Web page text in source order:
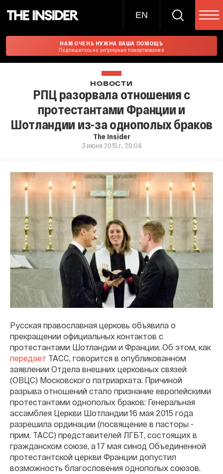
EN
НАМ ОЧЕНЬ НУЖНА ВАША ПОМОЩЬ
Подпишитесь на регулярные пожертвования
НОВОСТИ
РПЦ разорвала отношения с
протестантами Франции и
Шотландии из-за однополых браков
The Insider
3 июня 2015 г., 20:04
Русская православная церковь объявила о
прекращении официальных контактов с
протестантами Шотландии и Франции. Об этом, как
передает ТАСС, говорится в опубликованном
заявлении Отдела внешних церковных связей
(ОВЦС) Московского патриархата. Причиной
разрыва отношений стало признание европейскими
протестантами однополых браков: Генеральная
ассамблея Церкви Шотландии 16 мая 2015 года
разрешила ординации (посвящение в пасторы -
прим. ТАСС) представителей ЛГБТ, состоящих в
гражданском союзе, а 17 мая синод Объединенной
протестантской церкви Франции допустил
возможность благословения однополых союзов.